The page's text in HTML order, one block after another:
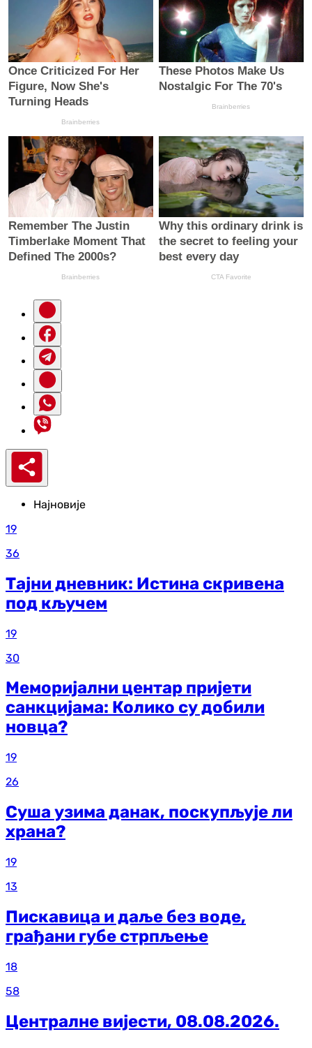
Најновије
19
36
Тајни дневник: Истина скривена
под кључем
19
30
Меморијални центар пријети
санкцијама: Колико су добили
новца?
19
26
Суша узима данак, поскупљује ли
храна?
19
13
Пискавица и даље без воде,
грађани губе стрпљење
18
58
Централне вијести, 08.08.2026.